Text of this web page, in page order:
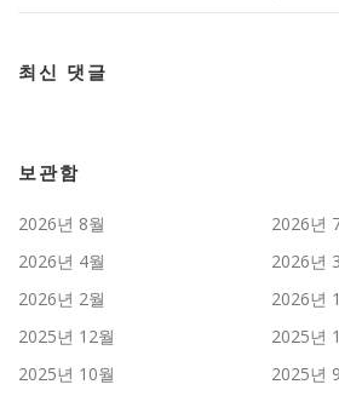
최신 댓글
보관함
2026년 8월
2026년
2026년 4월
2026년
2026년 2월
2026년
2025년 12월
2025년
2025년 10월
2025년